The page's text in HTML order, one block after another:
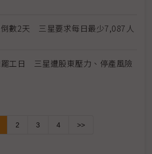
數2天 三星要求每日最少7,087人
工日 三星遭股東壓力、停產風險
2 3 4 >>